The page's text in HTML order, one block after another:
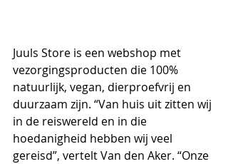
Juuls Store is een webshop met
vezorgingsproducten die 100%
natuurlijk, vegan, dierproefvrij en
duurzaam zijn. “Van huis uit zitten wij
in de reiswereld en in die
hoedanigheid hebben wij veel
gereisd”, vertelt Van den Aker. “Onze